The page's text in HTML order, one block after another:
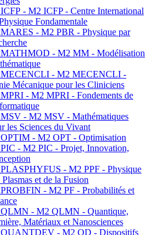
- M2 ICFP - Centre International
Fondamentale
- M2 PBR - Physique par
- M2 MM - Modélisation
- M2 MECENCLI -
Mécanique pour les Cliniciens
- M2 MPRI - Fondements de
- M2 MSV - Mathématiques
les Sciences du Vivant
- M2 OPT - Optimisation
- M2 PIC - Projet, Innovation,
- M2 PPF - Physique
Plasmas et de la Fusion
- M2 PF - Probabilités et
- M2 QLMN - Quantique,
Matériaux et Nanosciences
- M2 QD - Dispositifs